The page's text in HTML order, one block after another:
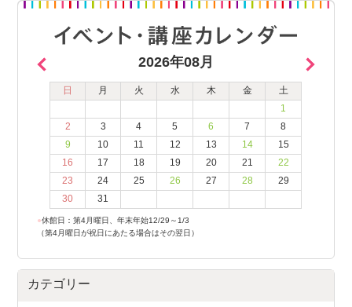
2026年08月
日 月 火 水 木 金
土
1
2
3 4 5 6 7
8
9
10 11 12 13 14
15
16
17 18 19 20 21
22
23
24 25 26 27 28
29
30
31
●休館日：第4月曜日、年末年始12/29～1/3
（第4月曜日が祝日にあたる場合はその翌日）
カテゴリー